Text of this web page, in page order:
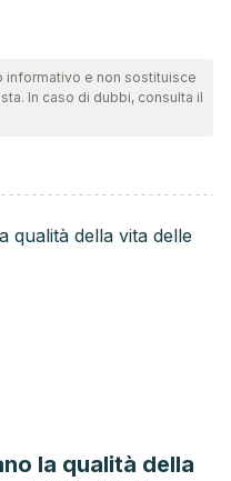
e non sostituisce
In caso di dubbi, consulta il
la qualità della